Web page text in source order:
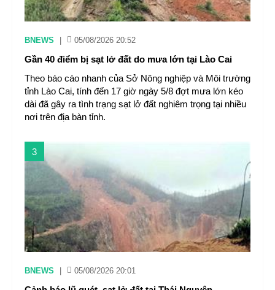
BNEWS 05/08/2026 20:52
Gần 40 điểm bị sạt lở đất do mưa lớn tại Lào Cai
Theo báo cáo nhanh của Sở Nông nghiệp và Môi trường
tỉnh Lào Cai, tính đến 17 giờ ngày 5/8 đợt mưa lớn kéo
dài đã gây ra tình trạng sạt lở đất nghiêm trọng tại nhiều
nơi trên địa bàn tỉnh.
3
BNEWS 05/08/2026 20:01